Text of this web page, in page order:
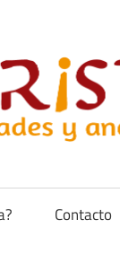
Contacto